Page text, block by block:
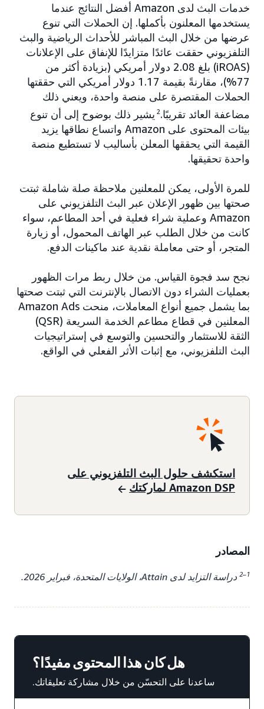
خدمات البث لدى Amazon أفضل النتائج عندما
يستخدمها المعلنون بأكملها. إن الحملات التي تنوع
عرضها من خلال البث المباشر للأحداث الرياضية والبث
التلفزيوني حققت عائدًا متزايدًا للإنفاق على الإعلانات
(iROAS) بلغ 2.08 دولار أمريكي (بزيادة أكثر من
77%)، مقارنةً بقيمة 1.17 دولار أمريكي التي حققتها
الحملات المقتصرة على منصة واحدة، ويعني ذلك
مضاعفة العائد تقريبًا.2 يشير ذلك بوضوح إلى أن تنوع
بيئات المحتوى على Amazon واتساع نطاقها يزيد
القيمة التي يحققها المعلن بأساليب لا تستطيع منصة
واحدة تحقيقها.
للمرة الأولى، يمكن للمعلنين ملاحظة صلة شاملة ثبتت
صحتها بين ظهور الإعلان عبر البث التلفزيوني على
Amazon وعملية شراء فعلية في أحد المطاعم، سواء
كانت من خلال الطلب عبر الهاتف المحمول، أو زيارة
المتجر، أو حتى معاملة نقدية عند ماكينات الدفع.
نجح سد فجوة القياس. من خلال ربط مرات الظهور
بعمليات الشراء دون الاتصال بالإنترنت التي ثبتت صحتها
بما يشمل جميع أنواع المعاملات، منحت Amazon Ads
المعلنين في قطاع مطاعم الخدمة السريعة (QSR)
الثقة للاستثمار والتحسين والتوسع في إستراتيجيات
البث التلفزيوني، مع إثبات الأثر الفعلي في الواقع.
استكشف حلول البث التلفزيوني على
Amazon DSP لماركتك
المصادر
1–2 دراسة التزايد لدى Attain، الولايات المتحدة، فبراير 2026.
هل كان هذا المحتوى مفيدًا؟
ساعدنا على التحسّن من خلال مشاركة تعليقاتك.